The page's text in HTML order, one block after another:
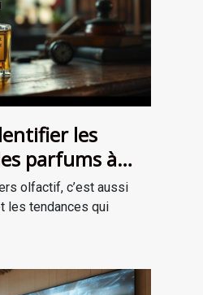
les
parfums à
?
olfactif, c’est aussi
les tendances qui